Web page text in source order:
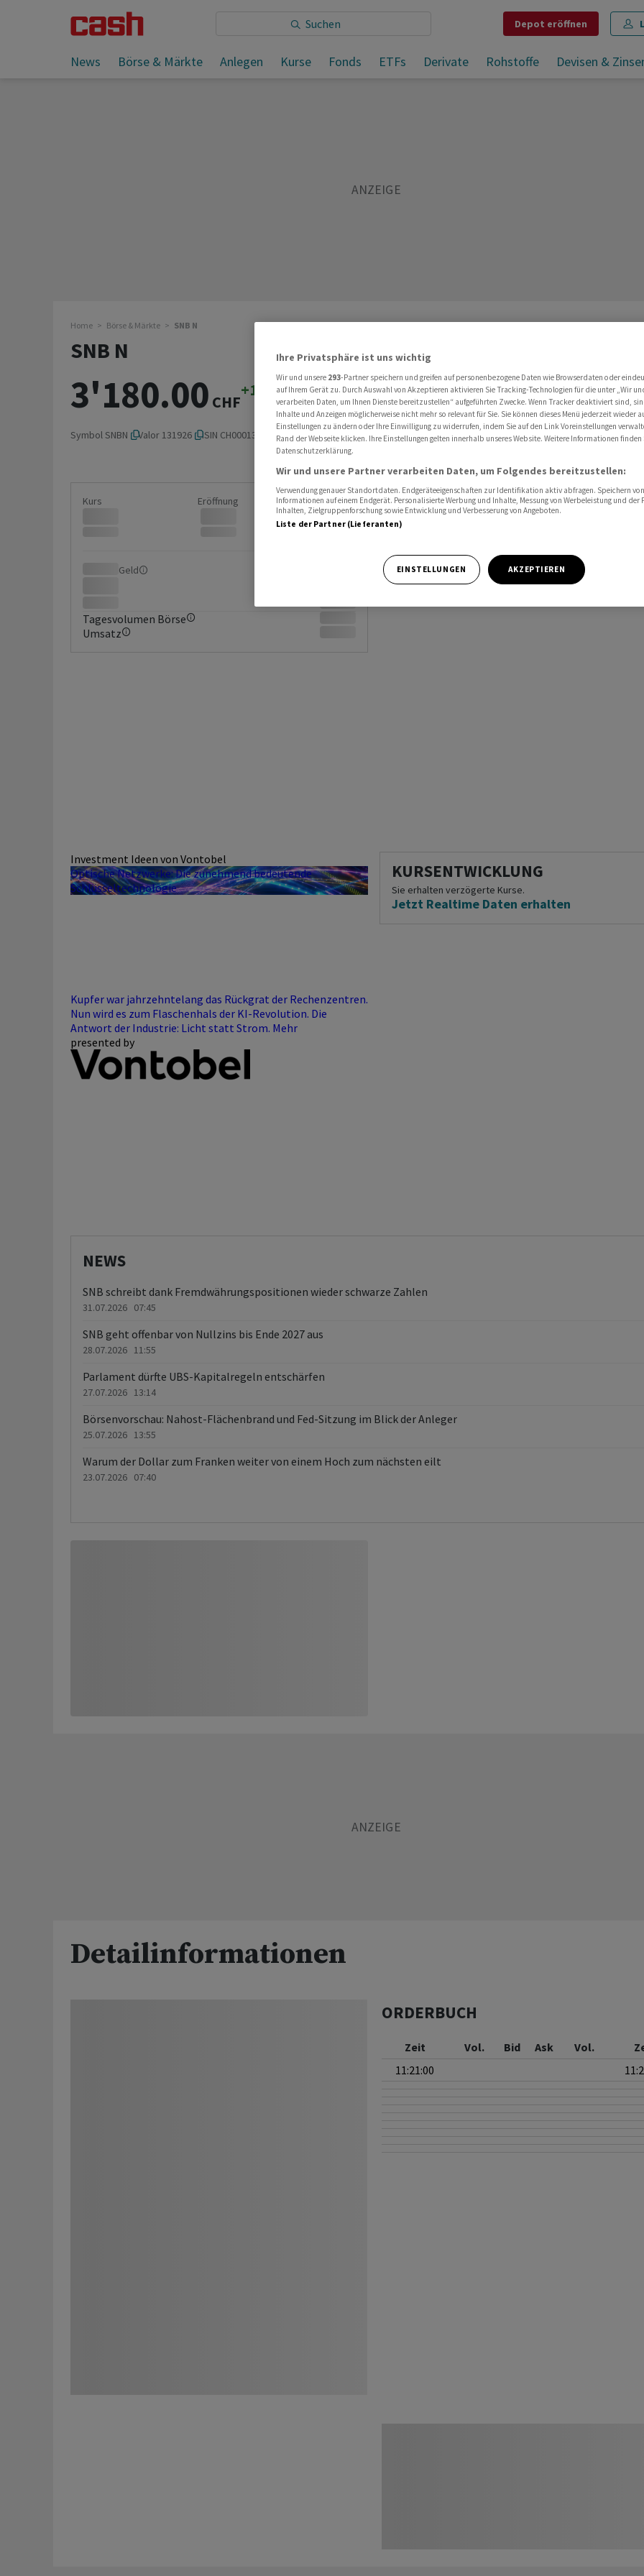
Depot eröffnen
News Börse & Märkte Anlegen Kurse Fonds ETFs Derivate Rohstoffe Devisen &
Home Börse & Märkte SNB N
SNB N
3'180.00 CHF
+1.92%+60.00
SymbolSNBN Valor 131926 ISIN CH0001319265
Kurs Eröffnung Vortag
Geld
Tagesvolumen Börse
Umsatz
KURSENTWICKLUNG
Sie erhalten verzögerte Kurse.
Jetzt Realtime Daten erhalten
Investment Ideen von Vontobel
Optische Netzwerke: Die zunehmend bedeutende
Schlüsseltechnologie
Kupfer war jahrzehntelang das Rückgrat der Rechenzentren.
Nun wird es zum Flaschenhals der KI-Revolution. Die
Antwort der Industrie: Licht statt Strom. Mehr
presented by
NEWS
SNB schreibt dank Fremdwährungspositionen wieder schwarze Zahlen
31.07.2026 07:45
SNB geht offenbar von Nullzins bis Ende 2027 aus
28.07.2026 11:55
Parlament dürfte UBS-Kapitalregeln entschärfen
27.07.2026 13:14
Börsenvorschau: Nahost-Flächenbrand und Fed-Sitzung im Blick der Anleger
25.07.2026 13:55
Warum der Dollar zum Franken weiter von einem Hoch zum nächsten eilt
23.07.2026 07:40
Detailinformationen
ORDERBUCH
Zeit Vol. Bid Ask Vol.
11:21:00
Ihre Privatsphäre ist uns wichtig
Wir und unsere 293-Partner speichern und greifen auf personenbezogene Daten wie Browserdaten oder
auf Ihrem Gerät zu. Durch Auswahl von Akzeptieren aktivieren Sie Tracking-Technologien für die unter „Wir
verarbeiten Daten, um Ihnen Dienste bereitzustellen“ aufgeführten Zwecke. Wenn Tracker deaktiviert sind,
Inhalte und Anzeigen möglicherweise nicht mehr so relevant für Sie. Sie können dieses Menü jederzeit wieder
Einstellungen zu ändern oder Ihre Einwilligung zu widerrufen, indem Sie auf den Link Voreinstellungen
Rand der Webseite klicken. Ihre Einstellungen gelten innerhalb unseres Website. Weitere Informationen finden
Datenschutzerklärung.
Wir und unsere Partner verarbeiten Daten, um Folgendes bereitzustellen:
Verwendung genauer Standortdaten. Endgeräteeigenschaften zur Identifikation aktiv abfragen. Speichern
Informationen auf einem Endgerät. Personalisierte Werbung und Inhalte, Messung von Werbeleistung und der
Inhalten, Zielgruppenforschung sowie Entwicklung und Verbesserung von Angeboten.
Liste der Partner (Lieferanten)
EINSTELLUNGEN AKZEPTIEREN